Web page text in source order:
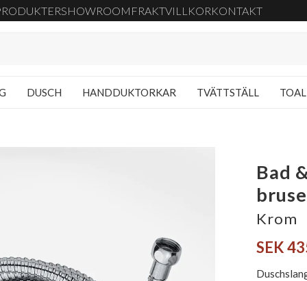
SHOWROOM FRAKTVILLKORKONTAKT
DUSCH HANDDUKTORKAR TVÄTTSTÄLL
Bad
Krom
SEK